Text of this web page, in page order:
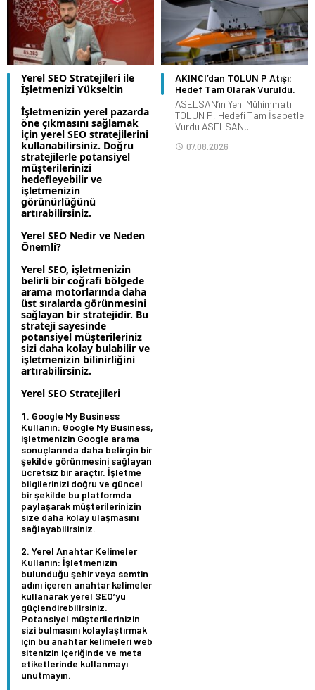
Yerel SEO Stratejileri ile
İşletmenizi Yükseltin
İşletmenizin yerel pazarda
öne çıkmasını sağlamak
için yerel SEO stratejilerini
kullanabilirsiniz. Doğru
stratejilerle potansiyel
müşterilerinizi
hedefleyebilir ve
işletmenizin
görünürlüğünü
artırabilirsiniz.
Yerel SEO Nedir ve Neden
Önemli?
Yerel SEO, işletmenizin
belirli bir coğrafi bölgede
arama motorlarında daha
üst sıralarda görünmesini
sağlayan bir stratejidir. Bu
strateji sayesinde
potansiyel müşterileriniz
sizi daha kolay bulabilir ve
işletmenizin bilinirliğini
artırabilirsiniz.
Yerel SEO Stratejileri
Google My Business
Kullanın: Google My Business,
işletmenizin Google arama
sonuçlarında daha belirgin bir
şekilde görünmesini sağlayan
ücretsiz bir araçtır. İşletme
bilgilerinizi doğru ve güncel
bir şekilde bu platformda
paylaşarak müşterilerinizin
size daha kolay ulaşmasını
sağlayabilirsiniz.
Yerel Anahtar Kelimeler
Kullanın: İşletmenizin
bulunduğu şehir veya semtin
adını içeren anahtar kelimeler
kullanarak yerel SEO’yu
güçlendirebilirsiniz.
Potansiyel müşterilerinizin
sizi bulmasını kolaylaştırmak
için bu anahtar kelimeleri web
sitenizin içeriğinde ve meta
etiketlerinde kullanmayı
unutmayın.
AKINCI’dan TOLUN P Atışı:
Hedef Tam Olarak Vuruldu.
ASELSAN’ın Yeni Mühimmatı
TOLUN P, Hedefi Tam İsabetle
Vurdu ASELSAN,...
07.08.2026